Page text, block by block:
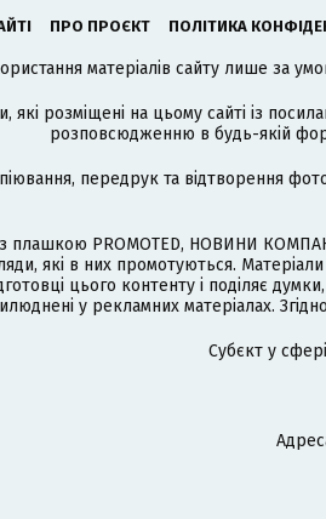
ПРО ПРОЄКТ ПОЛІТИКА
матеріалів сайту лише за
які розміщені на цьому сайті із
розповсюдженню в будь-якій
передрук та відтворення
плашкою PROMOTED, НОВИНИ
які в них промотуються.
цього контенту і поділяє
у рекламних матеріалах.
Cубєкт у